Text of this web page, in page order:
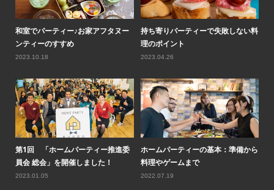
和室でパーティー♪お家アフタヌー
ンティーのすすめ
2023.10.18
持ち寄りパーティーで失敗しない料
理のポイント
2023.04.26
第1回 「ホームパーティー推進委
員会 総会」を開催しました！
2023.01.05
ホームパーティーの基本：準備から
料理やゲームまで
2022.07.19